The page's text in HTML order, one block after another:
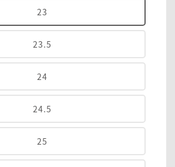
23
23.5
24
24.5
25